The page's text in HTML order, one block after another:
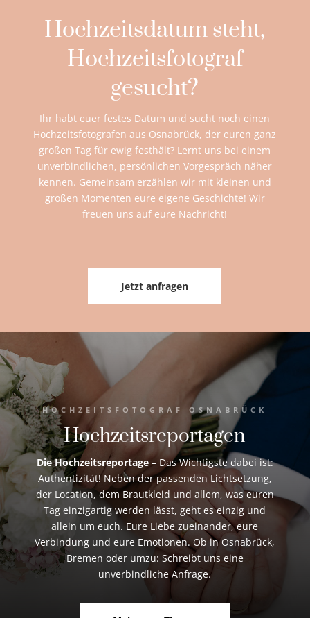
Hochzeitsdatum steht,
Hochzeitsfotograf
gesucht?
Ihr habt euer festes Datum und sucht noch einen
Hochzeitsfotografen aus Osnabrück, der euren ganz
großen Tag für ewig festhält? Lernt uns bei einem
unverbindlichen, persönlichen Vorgespräch näher
kennen. Gemeinsam erzählen wir mit kleinen und
großen Momenten eure eigene Geschichte! Wir
freuen uns auf eure Nachricht!
Jetzt anfragen
HOCHZEITSFOTOGRAF OSNABRÜCK
Hochzeitsreportagen
Die Hochzeitsreportage– Das Wichtigste dabei ist:
Authentizität! Neben der passenden Lichtsetzung,
der Location, dem Brautkleid und allem, was euren
Tag einzigartig werden lässt, geht es einzig und
allein um euch. Eure Liebe zueinander, eure
Verbindung und eure Emotionen. Ob in Osnabrück,
Bremen oder umzu: Schreibt uns eine
unverbindliche Anfrage.